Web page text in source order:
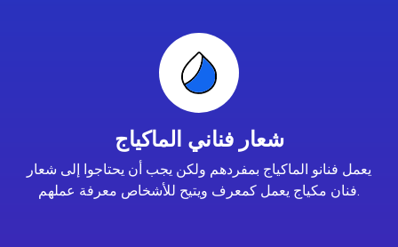
شعار فناني الماكياج
يعمل فنانو الماكياج بمفردهم ولكن يجب أن يحتاجوا إلى شعار
فنان مكياج يعمل كمعرف ويتيح للأشخاص معرفة عملهم.